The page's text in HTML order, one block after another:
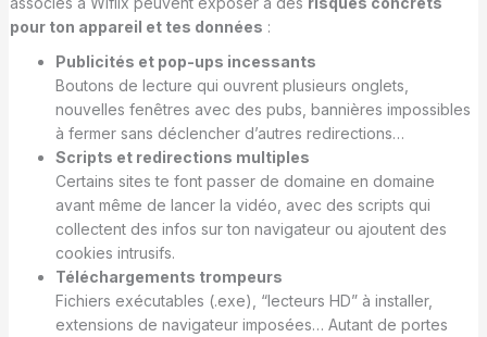
pour ton appareil et tes données :
Publicités et pop-ups incessants
Boutons de lecture qui ouvrent plusieurs onglets,
nouvelles fenêtres avec des pubs, bannières impossibles
à fermer sans déclencher d’autres redirections…
Scripts et redirections multiples
Certains sites te font passer de domaine en domaine
avant même de lancer la vidéo, avec des scripts qui
collectent des infos sur ton navigateur ou ajoutent des
cookies intrusifs.
Téléchargements trompeurs
Fichiers exécutables (.exe), “lecteurs HD” à installer,
extensions de navigateur imposées… Autant de portes